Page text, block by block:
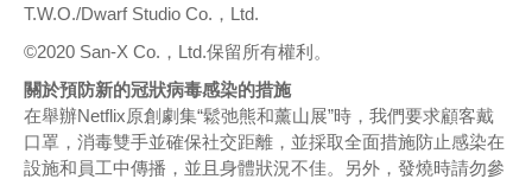
T.W.O./Dwarf Studio Co.，Ltd.
©2020 San-X Co.，Ltd.保留所有權利。
關於預防新的冠狀病毒感染的措施
在舉辦Netflix原創劇集“鬆弛熊和薰山展”時，我們要求顧客戴
口罩，消毒雙手並確保社交距離，並採取全面措施防止感染在
設施和員工中傳播，並且身體狀況不佳。另外，發燒時請勿參